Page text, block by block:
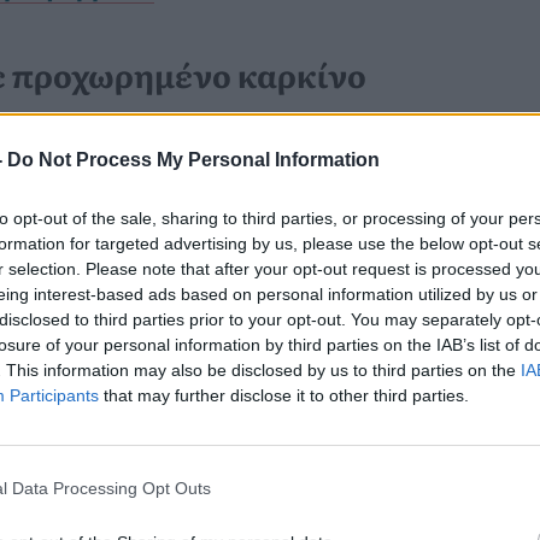
Do Not Process My Personal Information
opt-out of the sale, sharing to third parties, or processing of your
for targeted advertising by us, please use the below opt-out
selection. Please note that after your opt-out request is processed
interest-based ads based on personal information utilized by us
to third parties prior to your opt-out. You may separately
of your personal information by third parties on the IAB’s list of
This information may also be disclosed by us to third parties on the
Participants that may further disclose it to other third parties.
Data Processing Opt Outs
καρκίνο
παθήσεων, ιδιαίτερα όταν οι
σε πολύ πιο συχνές και σοβαρές
. Παρότι η
Ευρώπη, οι ειδικοί
από τη διαγνωστική σκέψη,
με την κλινική εικόνα ή όταν δεν
οργανισμό του ασθενούς.